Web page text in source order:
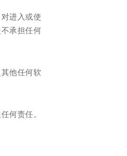
进入或使
承担任何
他任何软
何责任。